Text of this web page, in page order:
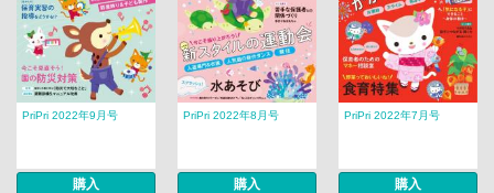
PriPri 2022年9月号
購入
PriPri 2022年8月号
購入
PriPri 2022年7月号
購入